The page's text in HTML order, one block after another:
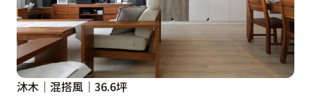
沐木｜混搭風｜36.6坪